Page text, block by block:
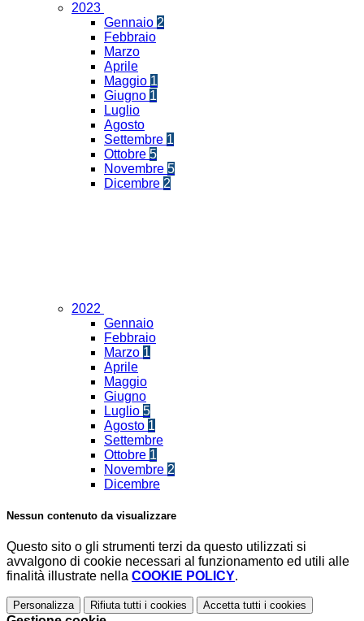
2023
Gennaio 2
Febbraio
Marzo
Aprile
Maggio 1
Giugno 1
Luglio
Agosto
Settembre 1
Ottobre 5
Novembre 5
Dicembre 2
2022
Gennaio
Febbraio
Marzo 1
Aprile
Maggio
Giugno
Luglio 5
Agosto 1
Settembre
Ottobre 1
Novembre 2
Dicembre
Nessun contenuto da visualizzare
Questo sito o gli strumenti terzi da questo utilizzati si
avvalgono di cookie necessari al funzionamento ed utili alle
finalità illustrate nella COOKIE POLICY.
Personalizza Rifiuta tutti i cookies Accetta tutti i cookies